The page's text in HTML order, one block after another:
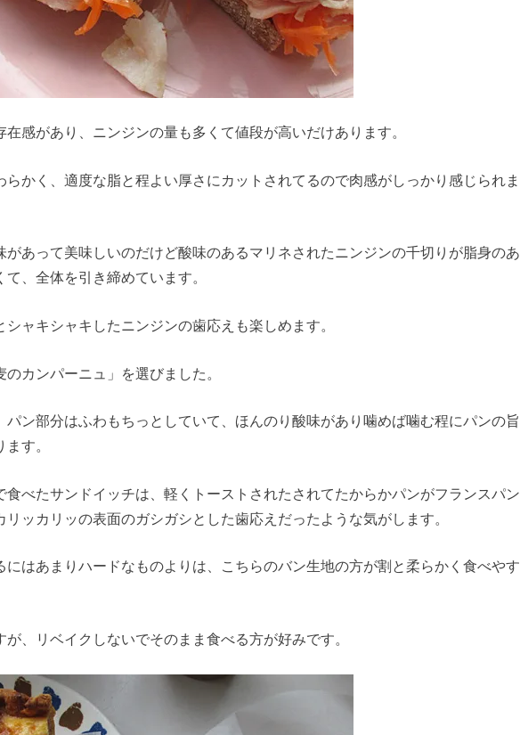
在感があり、ニンジンの量も多くて値段が高いだけあります。
らかく、適度な脂と程よい厚さにカットされてるので肉感がしっかり感じられま
があって美味しいのだけど酸味のあるマリネされたニンジンの千切りが脂身のあ
、全体を引き締めています。
シャキシャキしたニンジンの歯応えも楽しめます。
カンパーニュ」を選びました。
パン部分はふわもちっとしていて、ほんのり酸味があり噛めば噛む程にパンの旨
す。
食べたサンドイッチは、軽くトーストされたされてたからかパンがフランスパン
ッカリッの表面のガシガシとした歯応えだったような気がします。
にはあまりハードなものよりは、こちらのバン生地の方が割と柔らかく食べやす
、リベイクしないでそのまま食べる方が好みです。